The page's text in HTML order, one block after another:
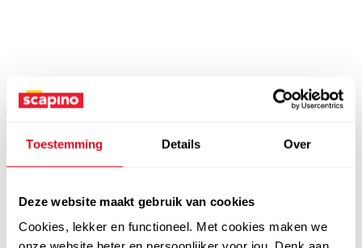
Toestemming Details Over
Deze website maakt gebruik van cookies
Cookies, lekker en functioneel. Met cookies maken we